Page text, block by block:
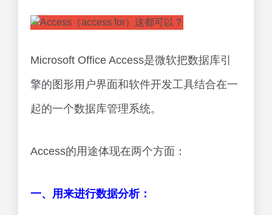
Microsoft Office Access是微软把数据库引
擎的图形用户界面和软件开发工具结合在一
起的一个数据库管理系统。
Access的用途体现在两个方面：
一、用来进行数据分析：